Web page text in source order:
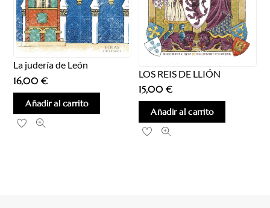
La judería de León
16,00€
Añadir al carrito
LOS REIS DE LLIÓN
15,00€
Añadir al carrito